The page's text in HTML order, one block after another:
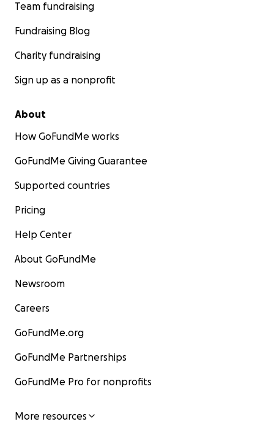
Team fundraising
Fundraising Blog
Charity fundraising
Sign up as a nonprofit
About
How GoFundMe works
GoFundMe Giving Guarantee
Supported countries
Pricing
Help Center
About GoFundMe
Newsroom
Careers
GoFundMe.org
GoFundMe Partnerships
GoFundMe Pro for nonprofits
More resources